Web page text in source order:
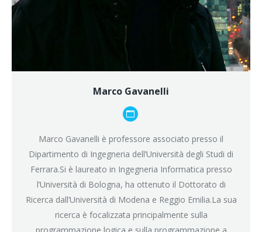
Marco Gavanelli
Marco Gavanelli è professore associato presso il
Dipartimento di Ingegneria dell’Università degli Studi di
Ferrara.Si è laureato in Ingegneria Informatica presso
l’Università di Bologna, ha ottenuto il Dottorato di
Ricerca dall’Università di Modena e Reggio Emilia.La sua
ricerca è focalizzata principalmente sulla
Blog
personale
/
sito
web